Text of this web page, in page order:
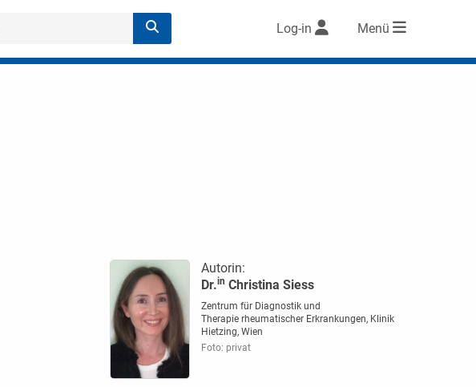
Log-in Menü
Autorin:
Dr.in Christina Siess
Zentrum für Diagnostik und
Therapie rheumatischer Erkrankungen, Klinik
Hietzing, Wien
Foto: privat